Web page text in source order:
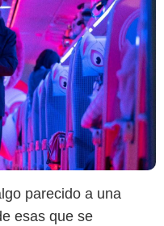
parecido a una
esas que se